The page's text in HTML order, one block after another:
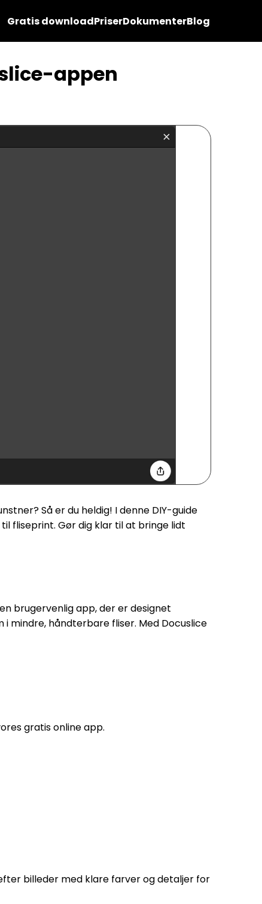
Gratis downloadPriserDokumenterBlog
appen
Så er du heldig! I denne DIY-guide
fliseprint. Gør dig klar til at bringe lidt
brugervenlig app, der er designet
mindre, håndterbare fliser. Med Docuslice
gratis online app.
billeder med klare farver og detaljer for